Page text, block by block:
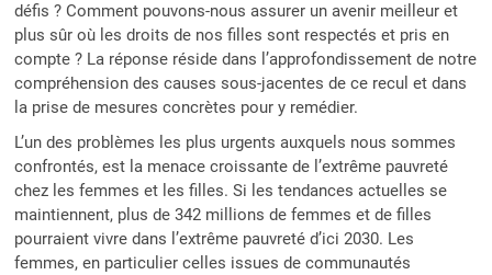
défis ? Comment pouvons-nous assurer un avenir meilleur et
plus sûr où les droits de nos filles sont respectés et pris en
compte ? La réponse réside dans l’approfondissement de notre
compréhension des causes sous-jacentes de ce recul et dans
la prise de mesures concrètes pour y remédier.
L’un des problèmes les plus urgents auxquels nous sommes
confrontés, est la menace croissante de l’extrême pauvreté
chez les femmes et les filles. Si les tendances actuelles se
maintiennent, plus de 342 millions de femmes et de filles
pourraient vivre dans l’extrême pauvreté d’ici 2030. Les
femmes, en particulier celles issues de communautés